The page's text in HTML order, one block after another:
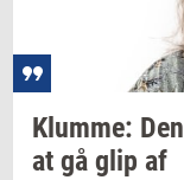
Klum­me: Den
at gå glip af